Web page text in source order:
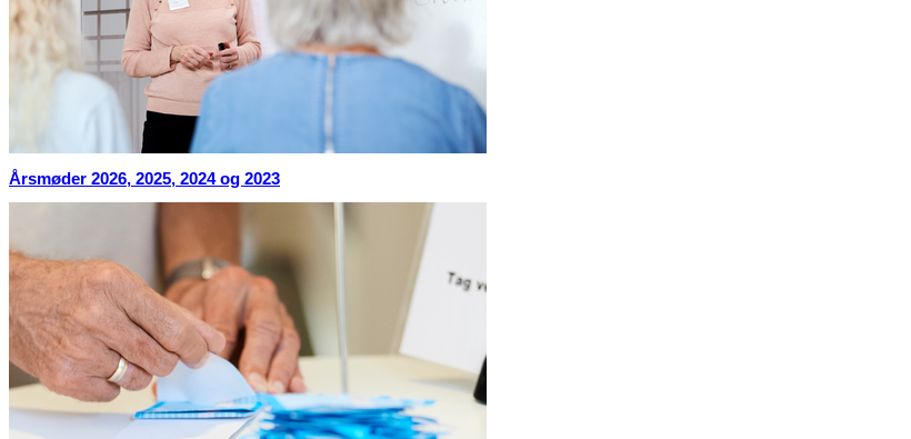
Årsmøder 2026, 2025, 2024 og 2023